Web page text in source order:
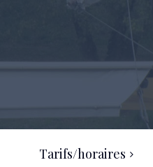
Tarifs/horaires